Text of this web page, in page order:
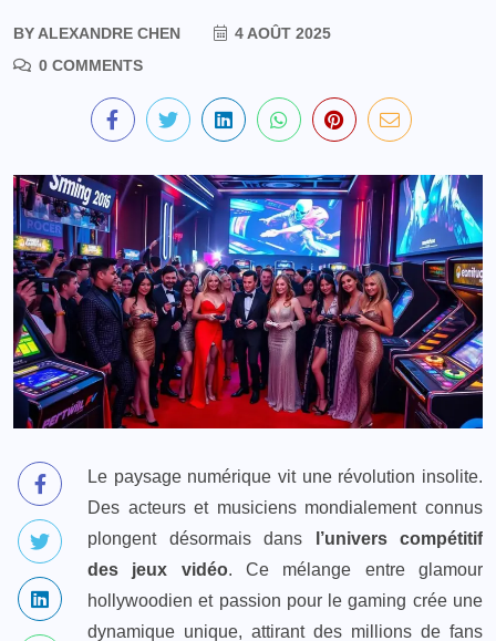
BY ALEXANDRE CHEN
4 AOÛT 2025
0 COMMENTS
Le paysage numérique vit une révolution insolite.
Des acteurs et musiciens mondialement connus
plongent désormais dans
l’univers compétitif
des jeux vidéo. Ce mélange entre glamour
hollywoodien et passion pour le gaming crée une
dynamique unique, attirant des millions de fans